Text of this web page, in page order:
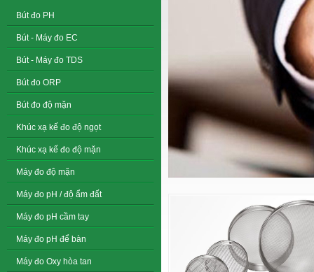
Bút đo PH
Bút - Máy đo EC
Bút - Máy đo TDS
Bút đo ORP
Bút đo độ mặn
Khúc xạ kế đo độ ngọt
Khúc xạ kế đo độ mặn
Máy đo độ mặn
Máy đo pH / độ ẩm đất
Máy đo pH cầm tay
Máy đo pH để bàn
Máy đo Oxy hòa tan